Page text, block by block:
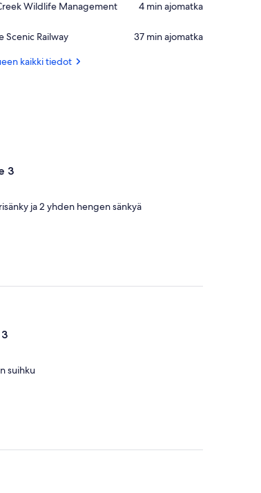
Wildlife Management
‪4 min ajomatka‬
Scenic Railway
‪37 min ajomatka‬
kaikki tiedot
3
ja 2 yhden hengen sänkyä
suihku